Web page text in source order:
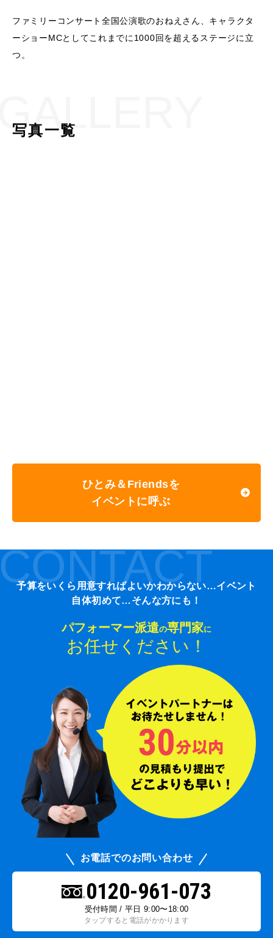
ファミリーコンサート全国公演歌のおねえさん、キャラクタ
ーショーMCとしてこれまでに1000回を超えるステージに立
つ。
写真一覧
ひとみ＆Friendsを
イベントに呼ぶ
予算をいくら用意すればよいかわからない…イベント
自体初めて…そんな方にも！
パフォーマー派遣の専門家に
お任せください！
お電話でのお問い合わせ
0120-961-073
受付時間 / 平日 9:00〜18:00
タップすると電話がかかります